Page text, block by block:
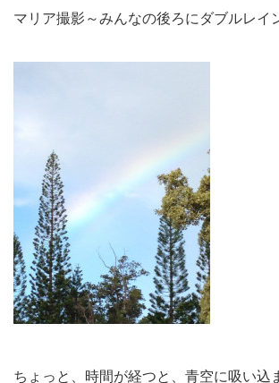
マリア撮影～みんなの後ろにダブルレイ
ちょっと、時間が経つと、青空に吸い込